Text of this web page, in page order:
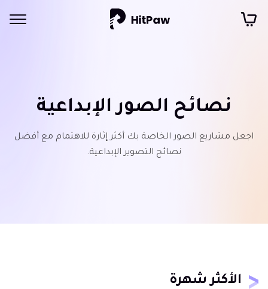
نصائح الصور الإبداعية
اجعل مشاريع الصور الخاصة بك أكثر إثارة للاهتمام مع أفضل
نصائح التصوير الإبداعية.
الأكثر شهرة